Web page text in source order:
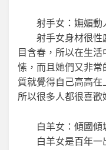
射手女：嫵媚動
射手女身材很性
目含春，所以在生
愫，而且她們又非
質就覺得自己高高在
所以很多人都很喜歡
白羊女：傾國傾
白羊女是百年一出